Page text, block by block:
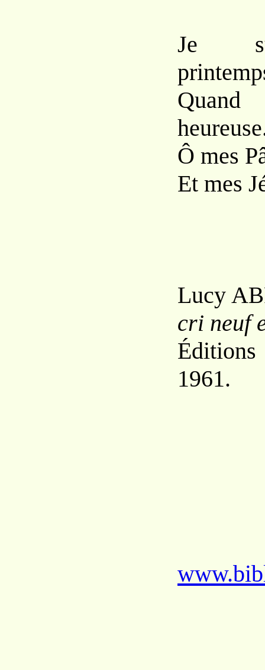
Je
Ô mes
Et mes
Lucy A
cri neuf
1961.